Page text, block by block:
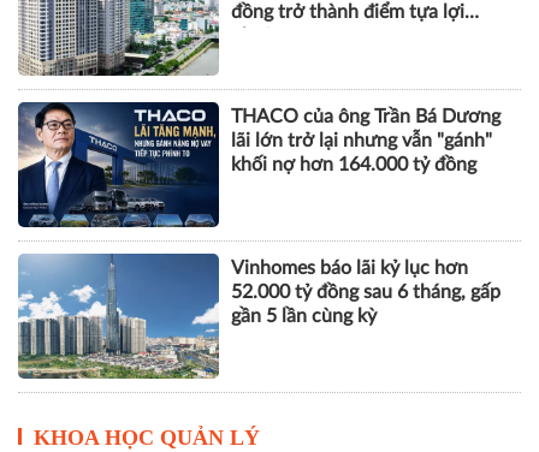
đồng trở thành điểm tựa lợi
THACO của ông Trần Bá Dương
lãi lớn trở lại nhưng vẫn "gánh"
khối nợ hơn 164.000 tỷ đồng
Vinhomes báo lãi kỷ lục hơn
52.000 tỷ đồng sau 6 tháng, gấp
gần 5 lần cùng kỳ
KHOA HỌC QUẢN LÝ